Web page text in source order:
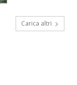
Carica altri